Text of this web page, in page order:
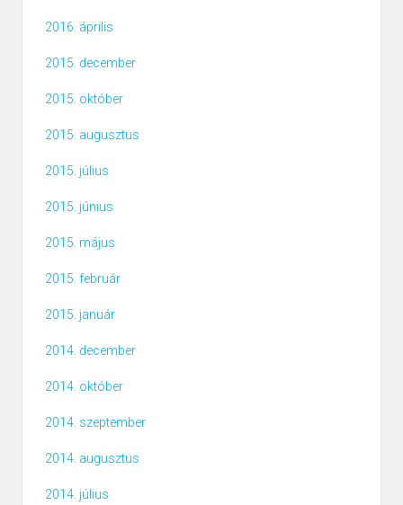
2016. április
2015. december
2015. október
2015. augusztus
2015. július
2015. június
2015. május
2015. február
2015. január
2014. december
2014. október
2014. szeptember
2014. augusztus
2014. július